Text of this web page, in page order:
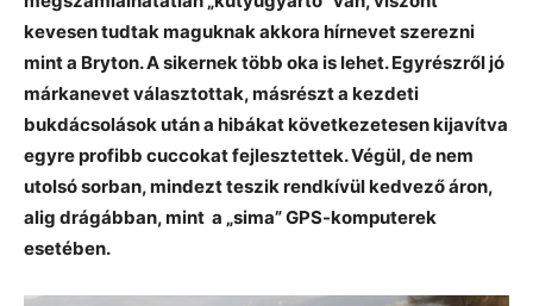
kevesen tudtak maguknak akkora hírnevet szerezni
mint a Bryton. A sikernek több oka is lehet. Egyrészről jó
márkanevet választottak, másrészt a kezdeti
bukdácsolások után a hibákat következetesen kijavítva
egyre profibb cuccokat fejlesztettek. Végül, de nem
utolsó sorban, mindezt teszik rendkívül kedvező áron,
alig drágábban, mint a „sima” GPS-komputerek
esetében.